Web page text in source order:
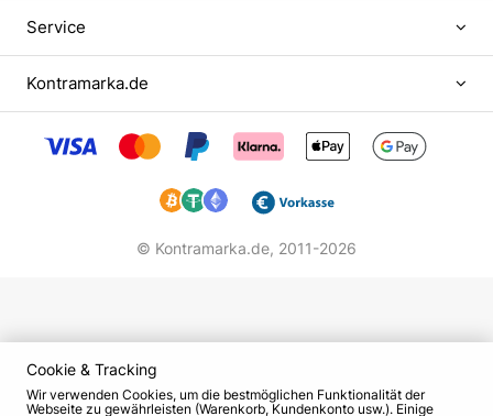
Service
Kontramarka.de
© Kontramarka.de, 2011-2026
Cookie & Tracking
Wir verwenden Cookies, um die bestmöglichen Funktionalität der
Webseite zu gewährleisten (Warenkorb, Kundenkonto usw.). Einige